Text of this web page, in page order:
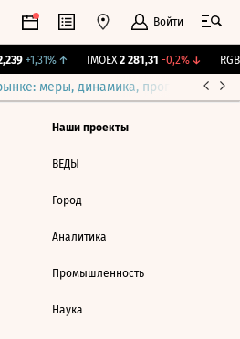
Войти
+1,31%↑ IMOEX 2 281,31 -0,2%↓
меры, динамика, прогнозы
Наши проекты
ВЕДЫ
Город
Аналитика
Промышленность
Наука